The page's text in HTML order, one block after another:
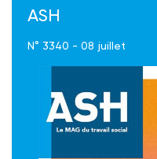
ASH
N° 3340 - 08 juillet